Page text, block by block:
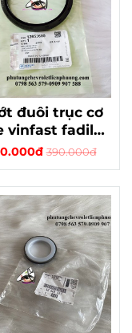
đuôi trục cơ
vinfast fadil
hãng gm mã
390.000đ